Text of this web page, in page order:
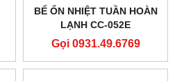
BỂ ỔN NHIỆT TUẦN HOÀN
LẠNH CC-052E
Gọi 0931.49.6769